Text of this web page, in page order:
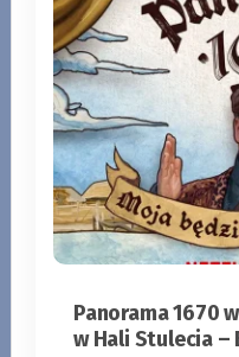
Panorama 1670
w Hali Stulecia –